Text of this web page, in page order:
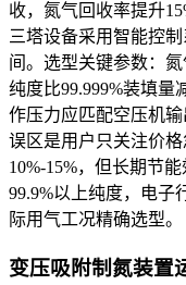
收，氮气回收率提升
三塔设备采用智能控
间。选型关键参数：
纯度比99.999%装填量
作压力应匹配空压机
误区是用户只关注价
10%-15%，但长期节
99.9%以上纯度，电子
际用气工况精确选型。
变压吸附制氮装置